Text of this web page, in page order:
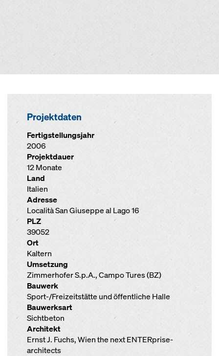
Projektdaten
Fertigstellungsjahr
2006
Projektdauer
12 Monate
Land
Italien
Adresse
Località San Giuseppe al Lago 16
PLZ
39052
Ort
Kaltern
Umsetzung
Zimmerhofer S.p.A., Campo Tures (BZ)
Bauwerk
Sport-/Freizeitstätte und öffentliche Halle
Bauwerksart
Sichtbeton
Architekt
Ernst J. Fuchs, Wien the next ENTERprise-
architects